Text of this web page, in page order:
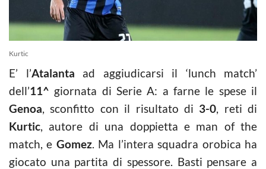
Kurtic
E’ l’Atalanta ad aggiudicarsi il ‘lunch match’
dell’11^ giornata di Serie A: a farne le spese il
Genoa, sconfitto con il risultato di 3-0, reti di
Kurtic, autore di una doppietta e man of the
match, e Gomez. Ma l’intera squadra orobica ha
giocato una partita di spessore. Basti pensare a